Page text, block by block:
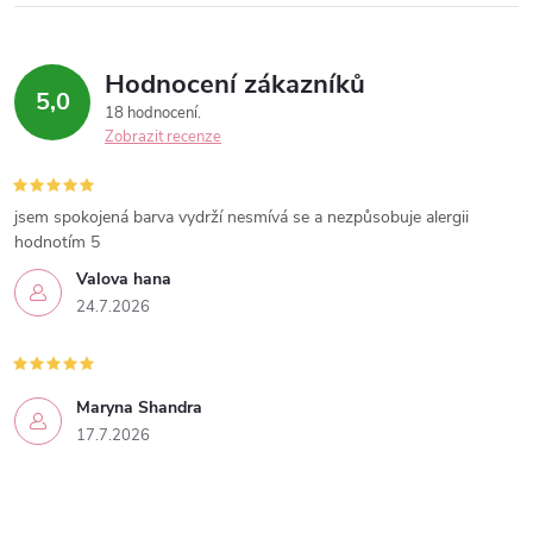
5,0 Hodnocení zákazníků
18 hodnocení
Zobrazit recenze
Valova hana
24.7.2026
jsem spokojená barva vydrží nesmívá se a nezpůsobuje alergii
hodnotím 5
Maryna Shandra
17.7.2026